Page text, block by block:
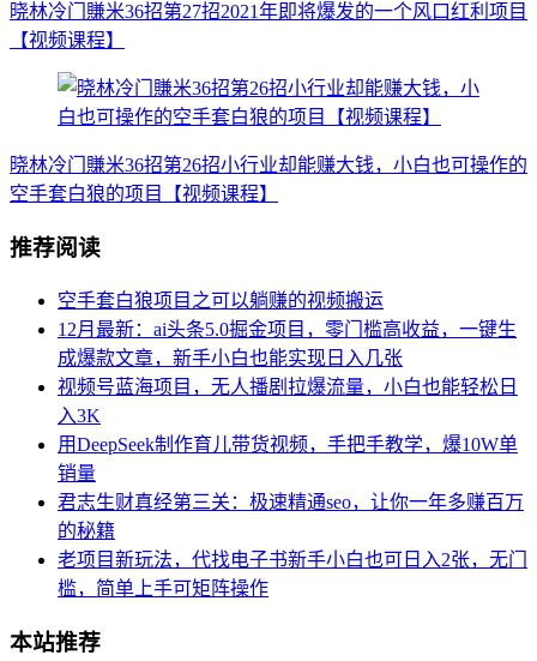
晓林冷门賺米36招第27招2021年即将爆发的一个风口红利项目
【视频课程】
晓林冷门賺米36招第26招小行业却能赚大钱，小白也可操作的
空手套白狼的项目【视频课程】
推荐阅读
空手套白狼项目之可以躺赚的视频搬运
12月最新：ai头条5.0掘金项目，零门槛高收益，一键生
成爆款文章，新手小白也能实现日入几张
视频号蓝海项目，无人播剧拉爆流量，小白也能轻松日
入3K
用DeepSeek制作育儿带货视频，手把手教学，爆10W单
销量
君志生财真经第三关：极速精通seo，让你一年多赚百万
的秘籍
老项目新玩法，代找电子书新手小白也可日入2张，无门
槛，简单上手可矩阵操作
本站推荐